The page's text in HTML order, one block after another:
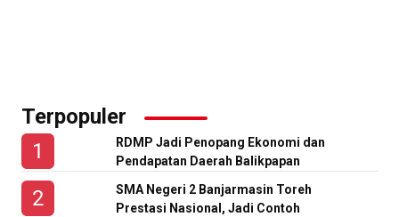
Terpopuler
RDMP Jadi Penopang Ekonomi dan
Pendapatan Daerah Balikpapan
SMA Negeri 2 Banjarmasin Toreh
Prestasi Nasional, Jadi Contoh